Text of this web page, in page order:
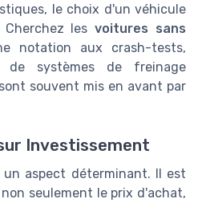
le choix d'un véhicule
Cherchez lesvoitures sans
notation aux crash-tests,
de systèmes de freinage
souvent mis en avant par
Investissement
aspect déterminant. Il est
seulement le prix d'achat,